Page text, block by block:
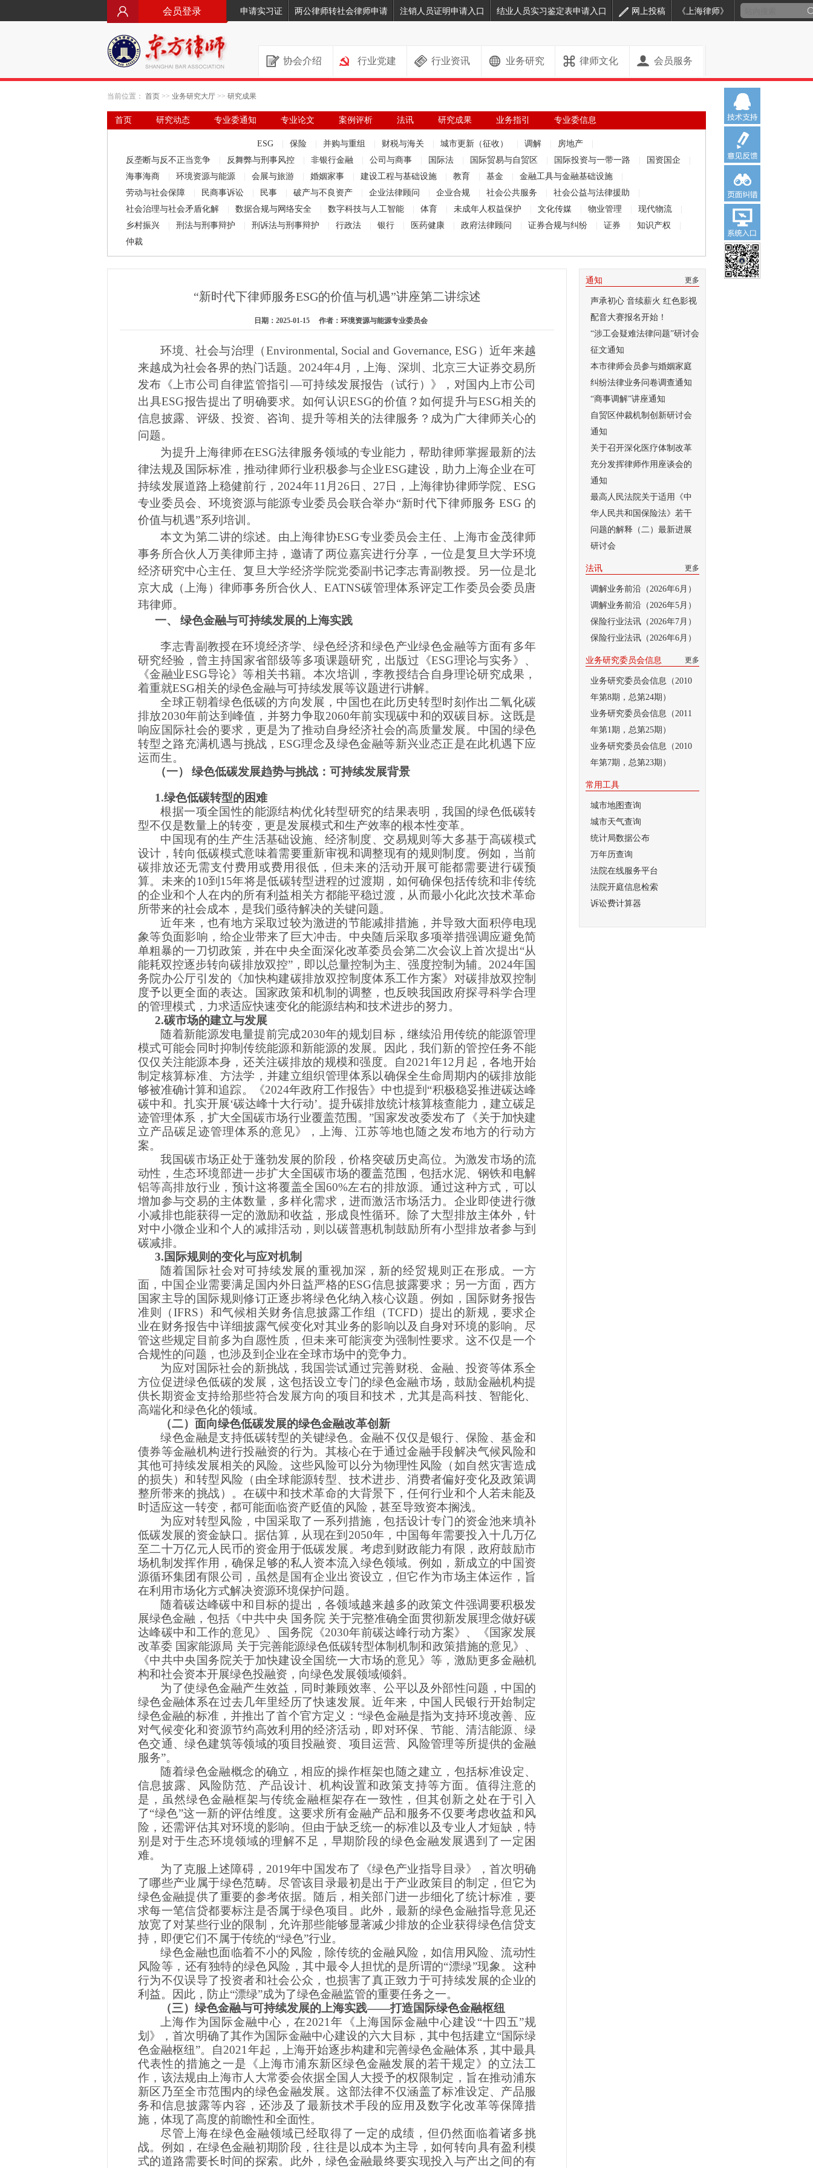
会员登录 申请实习证 两公律师转社会律师申请 注销人员证明申请入口 结业人员实习鉴定表申请入口 网上投稿 《上海律师》
协会介绍 行业党建 行业资讯 业务研究 律师文化 会员服务
当前位置： 首页 >> 业务研究大厅 >> 研究成果
首页 研究动态 专业委通知 专业论文 案例评析 法讯 研究成果 业务指引
专业委信息
ESG 保险 并购与重组 财税与海关 城市更新（征收） 调解 房地产
反垄断与反不正当竞争
反舞弊与刑事风控 非银行金融 公司与商事 国际法 国际贸易与自贸区 国际投资与一带一路 国资国企
海事海商
环境资源与能源 会展与旅游 婚姻家事 建设工程与基础设施 教育 基金 金融工具与金融基础设施
劳动与社会保障
民商事诉讼 民事 破产与不良资产 企业法律顾问 企业合规 社会公共服务 社会公益与法律援助
社会治理与社会矛盾化解
数据合规与网络安全 数字科技与人工智能 体育 未成年人权益保护 文化传媒 物业管理 现代物流
乡村振兴
刑法与刑事辩护 刑诉法与刑事辩护 行政法 银行 医药健康 政府法律顾问 证券合规与纠纷 证券 知识产权
仲裁
“新时代下律师服务ESG的价值与机遇”讲座第二讲综述
日期：2025-01-15 作者：环境资源与能源专业委员会
环境、社会与治理（Environmental, Social and Governance, ESG）近年来越
来越成为社会各界的热门话题。2024年4月，上海、深圳、北京三大证券交易所
发布《上市公司自律监管指引—可持续发展报告（试行）》，对国内上市公司
出具ESG报告提出了明确要求。如何认识ESG的价值？如何提升与ESG相关的
信息披露、评级、投资、咨询、提升等相关的法律服务？成为广大律师关心的
问题。
为提升上海律师在ESG法律服务领域的专业能力，帮助律师掌握最新的法
律法规及国际标准，推动律师行业积极参与企业ESG建设，助力上海企业在可
持续发展道路上稳健前行，2024年11月26日、27日，上海律协律师学院、ESG
专业委员会、环境资源与能源专业委员会联合举办“新时代下律师服务 ESG 的
价值与机遇”系列培训。
本文为第二讲的综述。由上海律协ESG专业委员会主任、上海市金茂律师
事务所合伙人万美律师主持， 邀请了两位嘉宾进行分享，一位是复旦大学环境
经济研究中心主任、复旦大学经济学院党委副书记李志青副教授。另一位是北
京大成（上海）律师事务所合伙人、EATNS碳管理体系评定工作委员会委员唐
玮律师。
一、
绿色金融与可持续发展的上海实践
李志青副教授在环境经济学、绿色经济和绿色产业绿色金融等方面有多年
研究经验，曾主持国家省部级等多项课题研究，出版过《ESG理论与实务》、
《金融业ESG导论》等相关书籍。本次培训，李教授结合自身理论研究成果，
着重就ESG相关的绿色金融与可持续发展等议题进行讲解。
全球正朝着绿色低碳的方向发展，中国也在此历史转型时刻作出二氧化碳
排放2030年前达到峰值，并努力争取2060年前实现碳中和的双碳目标。这既是
响应国际社会的要求，更是为了推动自身经济社会的高质量发展。中国的绿色
转型之路充满机遇与挑战，ESG理念及绿色金融等新兴业态正是在此机遇下应
运而生。
（一）
绿色低碳发展趋势与挑战：可持续发展背景
1.绿色低碳转型的困难
根据一项全国性的能源结构优化转型研究的结果表明，我国的绿色低碳转
型不仅是数量上的转变，更是发展模式和生产效率的根本性变革。
中国现有的生产生活基础设施、经济制度、交易规则等大多基于高碳模式
设计，转向低碳模式意味着需要重新审视和调整现有的规则制度。例如，当前
碳排放还无需支付费用或费用很低，但未来的活动开展可能都需要进行碳预
算。未来的10到15年将是低碳转型进程的过渡期，如何确保包括传统和非传统
的企业和个人在内的所有利益相关方都能平稳过渡，从而最小化此次技术革命
所带来的社会成本，是我们亟待解决的关键问题。
近年来，也有地方采取过较为激进的节能减排措施，并导致大面积停电现
象等负面影响，给企业带来了巨大冲击。中央随后采取多项举措强调应避免简
单粗暴的一刀切政策，并在中央全面深化改革委员会第二次会议上首次提出“从
能耗双控逐步转向碳排放双控”，即以总量控制为主、强度控制为辅。2024年国
务院办公厅引发的《加快构建碳排放双控制度体系工作方案》对碳排放双控制
度予以更全面的表达。国家政策和机制的调整，也反映我国政府探寻科学合理
的管理模式，力求适应快速变化的能源结构和技术进步的努力。
2.碳市场的建立与发展
随着新能源发电量提前完成2030年的规划目标，继续沿用传统的能源管理
模式可能会同时抑制传统能源和新能源的发展。因此，我们新的管控任务不能
仅仅关注能源本身，还关注碳排放的规模和强度。自2021年12月起，各地开始
制定核算标准、方法学，并建立组织管理体系以确保全生命周期内的碳排放能
够被准确计算和追踪。《2024年政府工作报告》中也提到“积极稳妥推进碳达峰
碳中和。扎实开展‘碳达峰十大行动’。提升碳排放统计核算核查能力，建立碳足
迹管理体系，扩大全国碳市场行业覆盖范围。”国家发改委发布了《关于加快建
立产品碳足迹管理体系的意见》，上海、江苏等地也随之发布地方的行动方
案。
我国碳市场正处于蓬勃发展的阶段，价格突破历史高位。为激发市场的流
动性，生态环境部进一步扩大全国碳市场的覆盖范围，包括水泥、钢铁和电解
铝等高排放行业，预计这将覆盖全国60%左右的排放源。通过这种方式，可以
增加参与交易的主体数量，多样化需求，进而激活市场活力。企业即使进行微
小减排也能获得一定的激励和收益，形成良性循环。除了大型排放主体外，针
对中小微企业和个人的减排活动，则以碳普惠机制鼓励所有小型排放者参与到
碳减排。
3.国际规则的变化与应对机制
随着国际社会对可持续发展的重视加深，新的经贸规则正在形成。一方
面，中国企业需要满足国内外日益严格的ESG信息披露要求；另一方面，西方
国家主导的国际规则修订正逐步将绿色化纳入核心议题。例如，国际财务报告
准则（IFRS）和气候相关财务信息披露工作组（TCFD）提出的新规，要求企
业在财务报告中详细披露气候变化对其业务的影响以及自身对环境的影响。尽
管这些规定目前多为自愿性质，但未来可能演变为强制性要求。这不仅是一个
合规性的问题，也涉及到企业在全球市场中的竞争力。
为应对国际社会的新挑战，我国尝试通过完善财税、金融、投资等体系全
方位促进绿色低碳的发展，这包括设立专门的绿色金融市场，鼓励金融机构提
供长期资金支持给那些符合发展方向的项目和技术，尤其是高科技、智能化、
高端化和绿色化的领域。
（二）面向绿色低碳发展的绿色金融改革创新
绿色金融是支持低碳转型的关键绿色。金融不仅仅是银行、保险、基金和
债券等金融机构进行投融资的行为。其核心在于通过金融手段解决气候风险和
其他可持续发展相关的风险。这些风险可以分为物理性风险（如自然灾害造成
的损失）和转型风险（由全球能源转型、技术进步、消费者偏好变化及政策调
整所带来的挑战）。在碳中和技术革命的大背景下，任何行业和个人若未能及
时适应这一转变，都可能面临资产贬值的风险，甚至导致资本搁浅。
为应对转型风险，中国采取了一系列措施，包括设计专门的资金池来填补
低碳发展的资金缺口。据估算，从现在到 2050年，中国每年需要投入十几万亿
至二十万亿元人民币的资金用于低碳发展。考虑到财政能力有限，政府鼓励市
场机制发挥作用，确保足够的私人资本流入绿色领域。例如，新成立的中国资
源循环集团有限公司，虽然是国有企业出资设立，但它作为市场主体运作，旨
在利用市场化方式解决资源环境保护问题。
随着碳达峰碳中和目标的提出，各领域越来越多的政策文件强调要积极发
展绿色金融，包括《中共中央 国务院 关于完整准确全面贯彻新发展理念做好碳
达峰碳中和工作的意见》、国务院《2030年前碳达峰行动方案》、《国家发展
改革委 国家能源局 关于完善能源绿色低碳转型体制机制和政策措施的意见》、
《中共中央国务院关于加快建设全国统一大市场的意见》等，激励更多金融机
构和社会资本开展绿色投融资，向绿色发展领域倾斜。
为了使绿色金融产生效益，同时兼顾效率、公平以及外部性问题，中国的
绿色金融体系在过去几年里经历了快速发展。近年来，中国人民银行开始制定
绿色金融的标准，并推出了首个官方定义： “绿色金融是指为支持环境改善、应
对气候变化和资源节约高效利用的经济活动，即对环保、节能、清洁能源、绿
色交通、绿色建筑等领域的项目投融资、项目运营、风险管理等所提供的金融
服务”。
随着绿色金融概念的确立，相应的操作框架也随之建立，包括标准设定、
信息披露、风险防范、产品设计、机构设置和政策支持等方面。值得注意的
是，虽然绿色金融框架与传统金融框架存在一致性，但其创新之处在于引入
了“绿色”这一新的评估维度。这要求所有金融产品和服务不仅要考虑收益和风
险，还需评估其对环境的影响。但由于缺乏统一的标准以及专业人才短缺，特
别是对于生态环境领域的理解不足，早期阶段的绿色金融发展遇到了一定困
难。
为了克服上述障碍， 2019年中国发布了《绿色产业指导目录》，首次明确
了哪些产业属于绿色范畴。尽管该目录最初是出于产业政策目的制定，但它为
绿色金融提供了重要的参考依据。随后，相关部门进一步细化了统计标准，要
求每一笔信贷都要标注是否属于绿色项目。此外，最新的绿色金融指导意见还
放宽了对某些行业的限制，允许那些能够显著减少排放的企业获得绿色信贷支
持，即便它们不属于传统的“绿色”行业。
绿色金融也面临着不小的风险，除传统的金融风险，如信用风险、流动性
风险等，还有独特的绿色风险，其中最令人担忧的是所谓的“漂绿”现象。这种
行为不仅误导了投资者和社会公众，也损害了真正致力于可持续发展的企业的
利益。因此，防止“漂绿”成为了绿色金融监管的重要任务之一。
（三）绿色金融与可持续发展的上海实践——打造国际绿色金融枢纽
上海作为国际金融中心，在2021年《上海国际金融中心建设“十四五”规
划》，首次明确了其作为国际金融中心建设的六大目标，其中包括建立“国际绿
色金融枢纽”。自2021年起，上海开始逐步构建和完善绿色金融体系，其中最具
代表性的措施之一是《上海市浦东新区绿色金融发展的若干规定》的立法工
作，该法规由上海市人大常委会依据全国人大授予的权限制定，旨在推动浦东
新区乃至全市范围内的绿色金融发展。这部法律不仅涵盖了标准设定、产品服
务和信息披露等内容，还涉及了最新技术手段的应用及数字化改革等保障措
施，体现了高度的前瞻性和全面性。
尽管上海在绿色金融领域已经取得了一定的成绩，但仍然面临着诸多挑
战。例如，在绿色金融初期阶段，往往是以成本为主导，如何转向具有盈利模
式的道路需要长时间的探索。此外，绿色金融最终要实现投入与产出之间的有
更多
通知
声承初心 音续薪火 红色影视
配音大赛报名开始！
“涉工会疑难法律问题”研讨会
征文通知
本市律师会员参与婚姻家庭
纠纷法律业务问卷调查通知
“商事调解”讲座通知
自贸区仲裁机制创新研讨会
通知
关于召开深化医疗体制改革
充分发挥律师作用座谈会的
通知
最高人民法院关于适用《中
华人民共和国保险法》若干
问题的解释（二）最新进展
研讨会
更多
法讯
调解业务前沿（2026年6月）
调解业务前沿（2026年5月）
保险行业法讯（2026年7月）
保险行业法讯（2026年6月）
更多
业务研究委员会信息
业务研究委员会信息（2010
年第8期，总第24期）
业务研究委员会信息（2011
年第1期，总第25期）
业务研究委员会信息（2010
年第7期，总第23期）
常用工具
城市地图查询
城市天气查询
统计局数据公布
万年历查询
法院在线服务平台
法院开庭信息检索
诉讼费计算器